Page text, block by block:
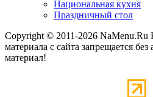
Национальная кухня
Праздничный стол
Copyright © 2011-2026 NaMenu.Ru
материала с сайта запрещается
материал!